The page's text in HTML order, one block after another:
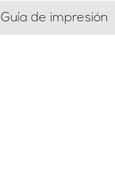
Guía de impresión